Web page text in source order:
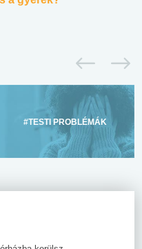
#TESTI PROBLÉMÁK